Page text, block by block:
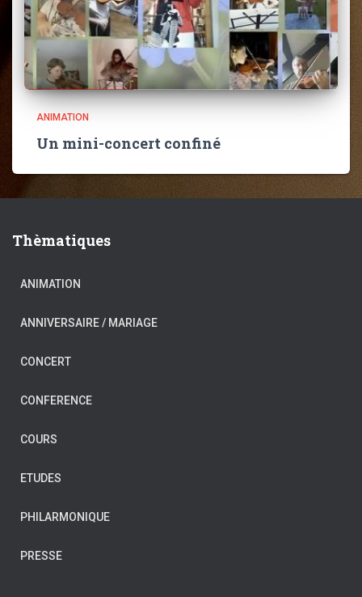
ANIMATION
Un mini-concert confiné
Thèmatiques
ANIMATION
ANNIVERSAIRE / MARIAGE
CONCERT
CONFERENCE
COURS
ETUDES
PHILARMONIQUE
PRESSE